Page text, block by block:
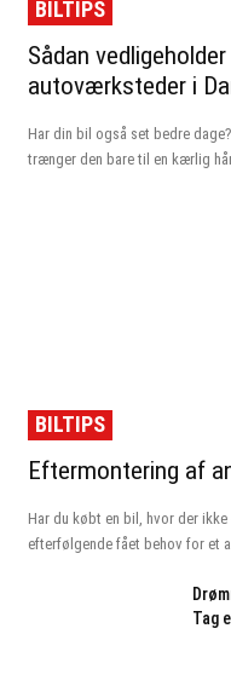
BILTIPS
Sådan
autoværksteder i
Har din bil også set bedre
trænger den bare til en kærlig
BILTIPS
Eftermontering af
Har du købt en bil, hvor der
efterfølgende fået behov for et
Tag